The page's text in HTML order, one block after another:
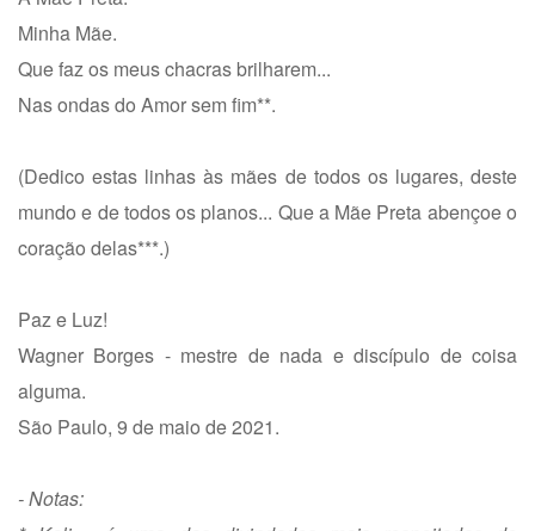
Minha Mãe.
Que faz os meus chacras brilharem...
Nas ondas do Amor sem fim**.
(Dedico estas linhas às mães de todos os lugares, deste
mundo e de todos os planos... Que a Mãe Preta abençoe o
coração delas***.)
Paz e Luz!
Wagner Borges - mestre de nada e discípulo de coisa
alguma.
São Paulo, 9 de maio de 2021.
- Notas: